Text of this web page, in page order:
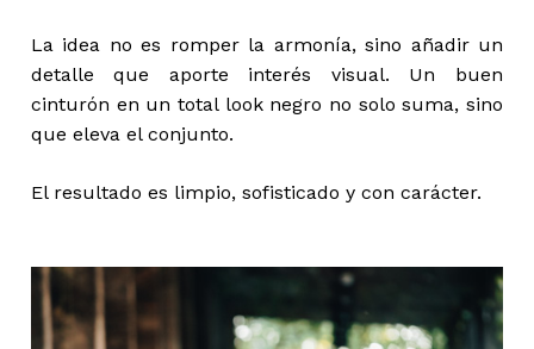
La idea no es romper la armonía, sino añadir un
detalle que aporte interés visual. Un buen
cinturón en un total look negro no solo suma, sino
que eleva el conjunto.
El resultado es limpio, sofisticado y con carácter.